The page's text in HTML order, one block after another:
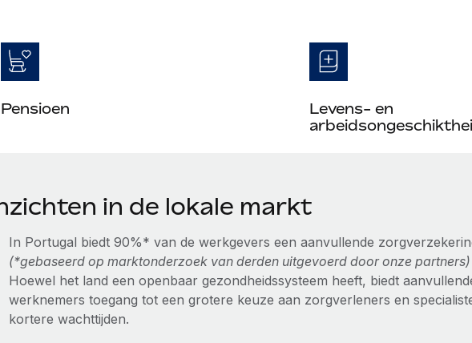
Pensioen
Levens- en
in de lokale markt
In Portugal biedt 90%* van de werkgevers een aanvullende
(*gebaseerd op marktonderzoek van derden uitgevoerd door onze partners)
Hoewel het land een openbaar gezondheidssysteem heeft, biedt
werknemers toegang tot een grotere keuze aan zorgverleners en
kortere wachttijden.